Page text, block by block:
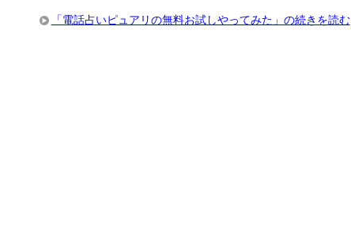
「電話占いピュアリの無料お試しやってみた」の続きを読む